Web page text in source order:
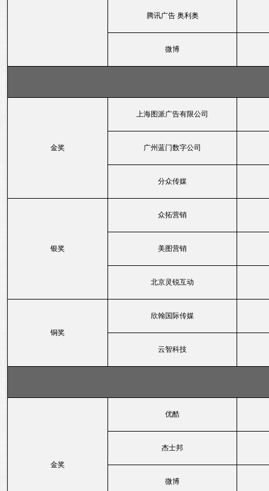
腾讯广告 奥利奥
微博
金奖
上海图派广告有限公司
广州蓝门数字公司
分众传媒
银奖
众拓营销
美图营销
北京灵锐互动
铜奖
欣翰国际传媒
云智科技
金奖
优酷
杰士邦
微博